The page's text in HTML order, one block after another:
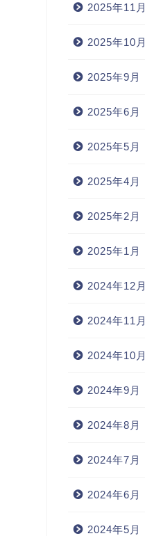
2025年11月
2025年10月
2025年9月
2025年6月
2025年5月
2025年4月
2025年2月
2025年1月
2024年12月
2024年11月
2024年10月
2024年9月
2024年8月
2024年7月
2024年6月
2024年5月